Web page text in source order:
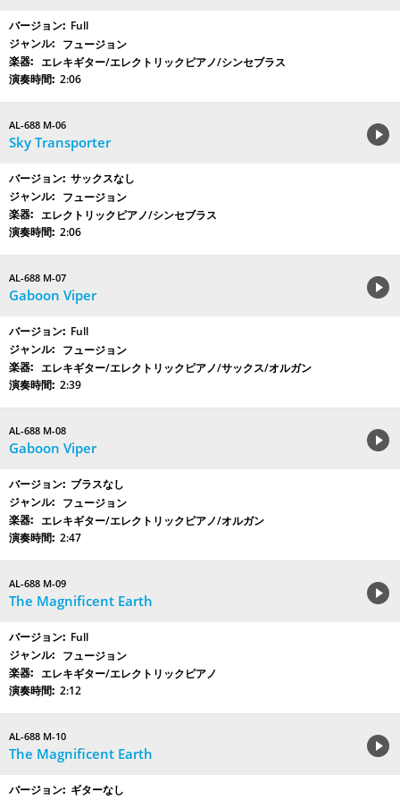
Full
フュージョン
エレキギター/エレクトリックピアノ/シンセブラス
2:06
AL-688 M-06
Sky Transporter
サックスなし
フュージョン
エレクトリックピアノ/シンセブラス
2:06
AL-688 M-07
Gaboon Viper
Full
フュージョン
エレキギター/エレクトリックピアノ/サックス/オルガン
2:39
AL-688 M-08
Gaboon Viper
ブラスなし
フュージョン
エレキギター/エレクトリックピアノ/オルガン
2:47
AL-688 M-09
The Magnificent Earth
Full
フュージョン
エレキギター/エレクトリックピアノ
2:12
AL-688 M-10
The Magnificent Earth
ギターなし